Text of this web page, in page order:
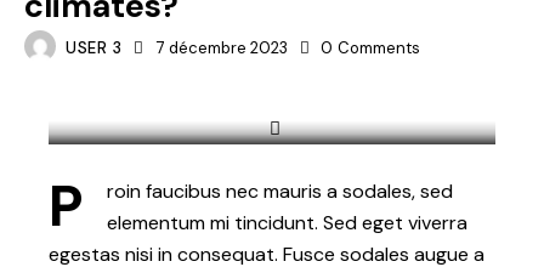
USER 3 7 décembre 2023 0 Comments
P
roin faucibus nec mauris a sodales, sed
elementum mi tincidunt. Sed eget viverra
egestas nisi in consequat. Fusce sodales augue a